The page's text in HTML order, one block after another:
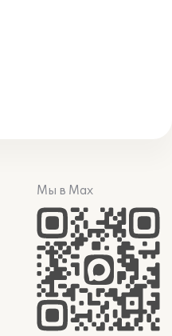
Мы в Max